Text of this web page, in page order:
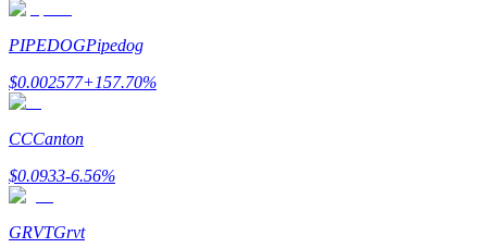
Découvrez comment gagner un revenu passif
Bitrue
AI
Partenaires Bitrue
PIPEDOGPipedog
$0.002577+157.70%
CCCanton
$0.0933-6.56%
GRVTGrvt